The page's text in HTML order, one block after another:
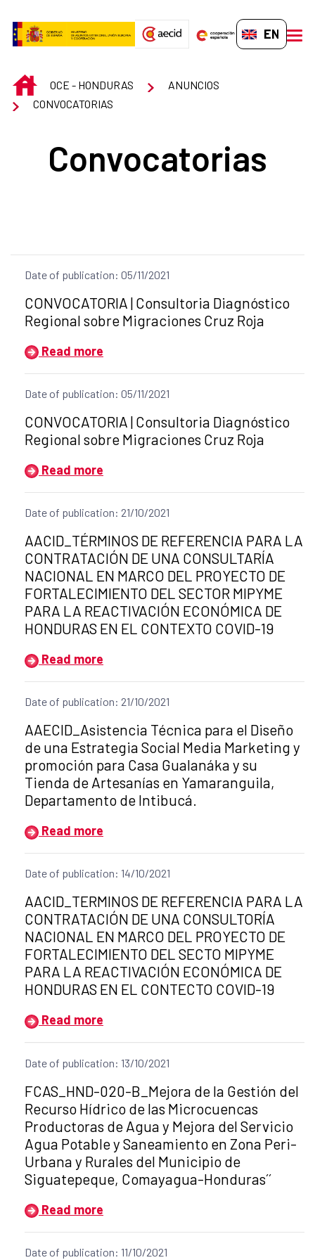
EN-GB
INICIOOCE - HONDURAS
ANUNCIOS
CONVOCATORIAS
Convocatorias
Date of publication: 05/11/2021
Title of the announcement:
CONVOCATORIA | Consultoria Diagnóstico
Regional sobre Migraciones Cruz Roja
Read more
Date of publication: 05/11/2021
Title of the announcement:
CONVOCATORIA | Consultoria Diagnóstico
Regional sobre Migraciones Cruz Roja
Read more
Date of publication: 21/10/2021
Title of the announcement:
AACID_TÉRMINOS DE REFERENCIA PARA LA
CONTRATACIÓN DE UNA CONSULTARÍA
NACIONAL EN MARCO DEL PROYECTO DE
FORTALECIMIENTO DEL SECTOR MIPYME
PARA LA REACTIVACIÓN ECONÓMICA DE
HONDURAS EN EL CONTEXTO COVID-19
Read more
Date of publication: 21/10/2021
Title of the announcement:
AAECID_Asistencia Técnica para el Diseño
de una Estrategia Social Media Marketing y
promoción para Casa Gualanáka y su
Tienda de Artesanías en Yamaranguila,
Departamento de Intibucá.
Read more
Date of publication: 14/10/2021
Title of the announcement:
AACID_TERMINOS DE REFERENCIA PARA LA
CONTRATACIÓN DE UNA CONSULTORÍA
NACIONAL EN MARCO DEL PROYECTO DE
FORTALECIMIENTO DEL SECTO MIPYME
PARA LA REACTIVACIÓN ECONÓMICA DE
HONDURAS EN EL CONTECTO COVID-19
Read more
Date of publication: 13/10/2021
Title of the announcement:
FCAS_HND-020-B_Mejora de la Gestión del
Recurso Hídrico de las Microcuencas
Productoras de Agua y Mejora del Servicio
Agua Potable y Saneamiento en Zona Peri-
Urbana y Rurales del Municipio de
Siguatepeque, Comayagua-Honduras´´
Read more
Date of publication: 11/10/2021